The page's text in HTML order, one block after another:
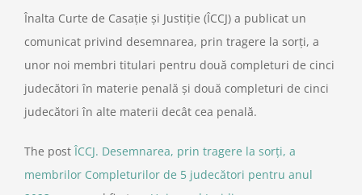
Înalta Curte de Casație și Justiție (ÎCCJ) a publicat un
comunicat privind desemnarea, prin tragere la sorți, a
unor noi membri titulari pentru două completuri de cinci
judecători în materie penală și două completuri de cinci
judecători în alte materii decât cea penală.
The post ÎCCJ. Desemnarea, prin tragere la sorți, a
membrilor Completurilor de 5 judecători pentru anul